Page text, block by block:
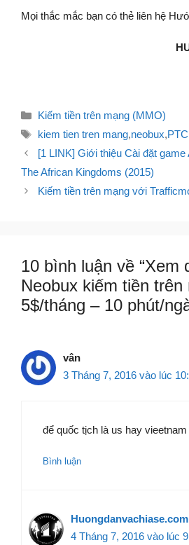
Mọi thắc mắc bạn có thẻ liên hệ
Danh
mục
Kiếm tiền trên mạng (MMO)
Thẻ
kiem tien tren mang,neobux,PTC
Điều
hướng
viết
[1 LINK] Giới thiệu Cài đặt
The African Kingdoms (2015)
Kiếm tiền trên mạng với
10 bình luận về “Xem
Neobux kiếm tiền trên
5$/tháng – 10 phút/
vân
3 Tháng 7, 2016 vào lúc
để quốc tịch là us hay vieetnam
Bình luận
Huongdanvachiase.com
4 Tháng 7, 2016 vào lúc